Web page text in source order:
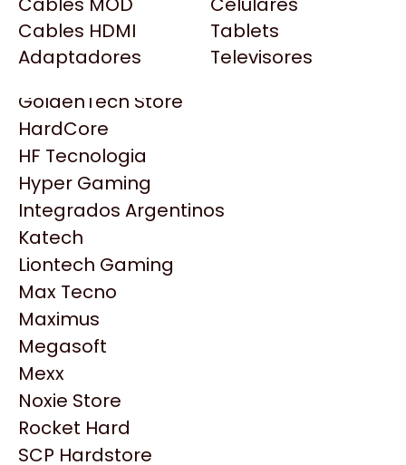
Cables HDMI
Adaptadores
Tablets
Televisores
Genesis
Genius
HP
HyperX
INNO3D
Intel
Kingston
Lenovo
Logitech
MSI
NVIDIA GeForce
NZXT
PNY
Palit
Philips
Full H4rd
Gaming City
Gezatek
GoldenTech Store
HardCore
HF Tecnologia
Hyper Gaming
Integrados Argentinos
Katech
Liontech Gaming
Max Tecno
Maximus
Megasoft
Mexx
Noxie Store
Rocket Hard
SCP Hardstore
Productos
Similares
Explorá más productos similares